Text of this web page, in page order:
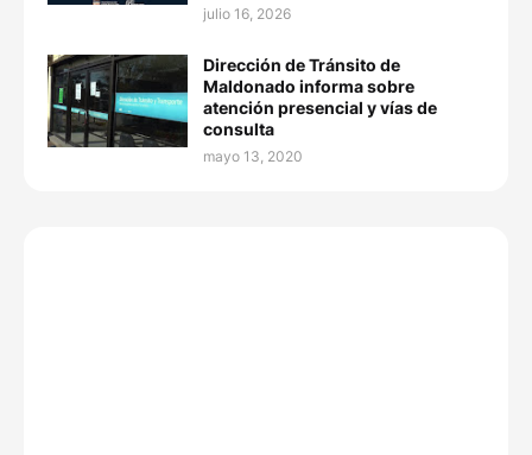
julio 16, 2026
Dirección de Tránsito de
Maldonado informa sobre
atención presencial y vías de
consulta
mayo 13, 2020